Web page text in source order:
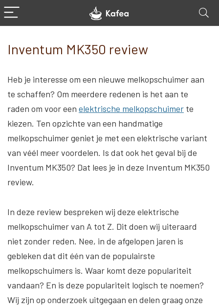
Inventum MK350 review
Heb je interesse om een nieuwe melkopschuimer aan
te schaffen? Om meerdere redenen is het aan te
raden om voor een elektrische melkopschuimer te
kiezen. Ten opzichte van een handmatige
melkopschuimer geniet je met een elektrische variant
van véél meer voordelen. Is dat ook het geval bij de
Inventum MK350? Dat lees je in deze Inventum MK350
review.
In deze review bespreken wij deze elektrische
melkopschuimer van A tot Z. Dit doen wij uiteraard
niet zonder reden. Nee, in de afgelopen jaren is
gebleken dat dit één van de populairste
melkopschuimers is. Waar komt deze populariteit
vandaan? En is deze populariteit logisch te noemen?
Wij zijn op onderzoek uitgegaan en delen graag onze